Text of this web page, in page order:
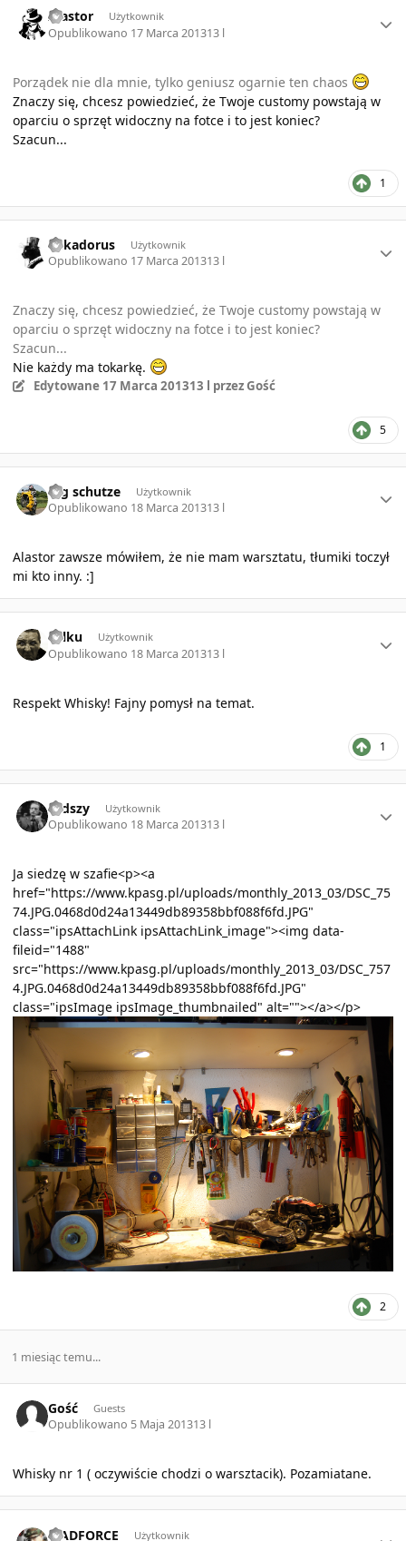
Alastor Użytkownik
Opublikowano 17 Marca 201313 l
Porządek nie dla mnie, tylko geniusz ogarnie ten chaos
Znaczy się, chcesz powiedzieć, że Twoje customy powstają w
oparciu o sprzęt widoczny na fotce i to jest koniec?
Szacun...
1
Mikadorus Użytkownik
Opublikowano 17 Marca 201313 l
Znaczy się, chcesz powiedzieć, że Twoje customy powstają w
oparciu o sprzęt widoczny na fotce i to jest koniec?
Szacun...
Nie każdy ma tokarkę.
Edytowane 17 Marca 201313 l przez Gość
5
mg schutze Użytkownik
Opublikowano 18 Marca 201313 l
Alastor zawsze mówiłem, że nie mam warsztatu, tłumiki toczył
mi kto inny. :]
wilku Użytkownik
Opublikowano 18 Marca 201313 l
Respekt Whisky! Fajny pomysł na temat.
1
rudszy Użytkownik
Opublikowano 18 Marca 201313 l
Ja siedzę w szafie<p><a
href="https://www.kpasg.pl/uploads/monthly_2013_03/DSC_75
74.JPG.0468d0d24a13449db89358bbf088f6fd.JPG"
class="ipsAttachLink ipsAttachLink_image"><img data-
fileid="1488"
src="https://www.kpasg.pl/uploads/monthly_2013_03/DSC_757
4.JPG.0468d0d24a13449db89358bbf088f6fd.JPG"
class="ipsImage ipsImage_thumbnailed" alt=""></a></p>
2
1 miesiąc temu...
Gość Guests
Opublikowano 5 Maja 201313 l
Whisky nr 1 ( oczywiście chodzi o warsztacik). Pozamiatane.
MADFORCE Użytkownik